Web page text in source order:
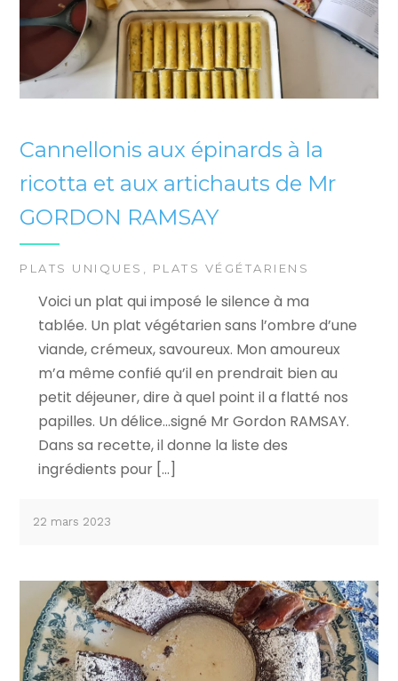
Cannellonis aux épinards à la
ricotta et aux artichauts de Mr
GORDON RAMSAY
PLATS UNIQUES PLATS VÉGÉTARIENS
Voici un plat qui imposé le silence à ma
tablée. Un plat végétarien sans l’ombre d’une
viande, crémeux, savoureux. Mon amoureux
m’a même confié qu’il en prendrait bien au
petit déjeuner, dire à quel point il a flatté nos
papilles. Un délice…signé Mr Gordon RAMSAY.
Dans sa recette, il donne la liste des
ingrédients pour […]
22 mars 2023